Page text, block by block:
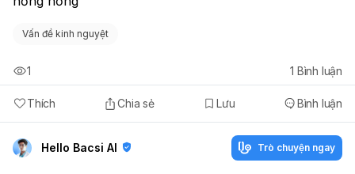
Vấn đề kinh nguyệt
Thích Chia sẻ Lưu Bình luận
1 1 Bình luận
Hello Bacsi AI Trò chuyện ngay